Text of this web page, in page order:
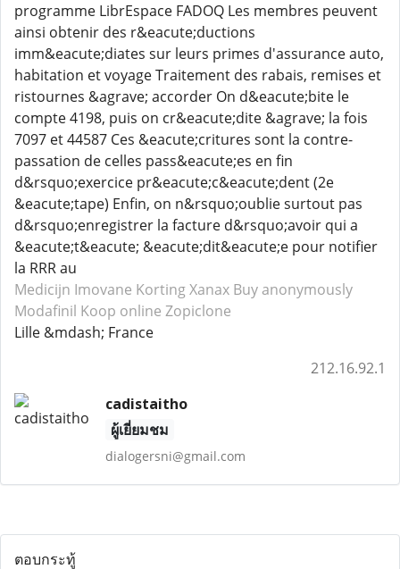
programme LibrEspace FADOQ Les membres peuvent
ainsi obtenir des r&eacute;ductions
imm&eacute;diates sur leurs primes d'assurance auto,
habitation et voyage Traitement des rabais, remises et
ristournes &agrave; accorder On d&eacute;bite le
compte 4198, puis on cr&eacute;dite &agrave; la fois
7097 et 44587 Ces &eacute;critures sont la contre-
passation de celles pass&eacute;es en fin
d&rsquo;exercice pr&eacute;c&eacute;dent (2e
&eacute;tape) Enfin, on n&rsquo;oublie surtout pas
d&rsquo;enregistrer la facture d&rsquo;avoir qui a
&eacute;t&eacute; &eacute;dit&eacute;e pour notifier
la RRR au
Medicijn Imovane Korting Xanax Buy anonymously
Modafinil Koop online Zopiclone
Lille &mdash; France
212.16.92.1
cadistaitho
ผู้เยี่ยมชม
dialogersni@gmail.com
ตอบกระทู้